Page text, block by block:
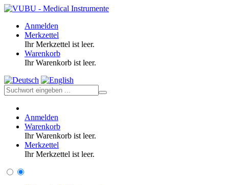
Anmelden
Merkzettel
Ihr Merkzettel ist leer.
Warenkorb
Ihr Warenkorb ist leer.
Anmelden
Warenkorb
Ihr Warenkorb ist leer.
Merkzettel
Ihr Merkzettel ist leer.